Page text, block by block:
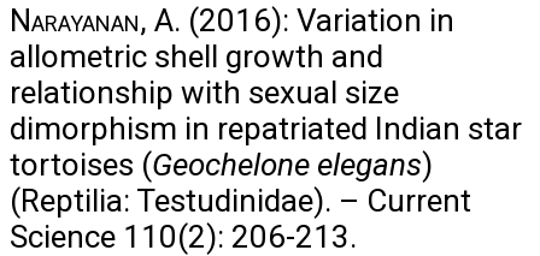
Narayanan, A. (2016): Variation in
allometric shell growth and
relationship with sexual size
dimorphism in repatriated Indian star
tortoises (Geochelone elegans)
(Reptilia: Testudinidae). – Current
Science 110(2): 206-213.